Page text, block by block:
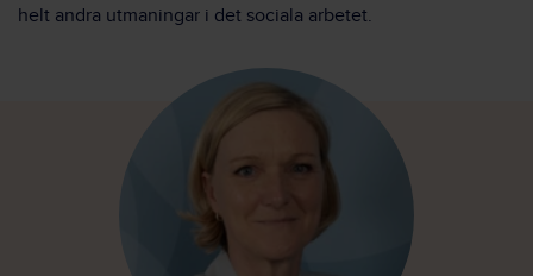
helt andra utmaningar i det sociala arbetet.